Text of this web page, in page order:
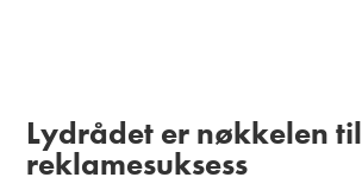
Lydrådet er nøkkelen til
reklamesuksess